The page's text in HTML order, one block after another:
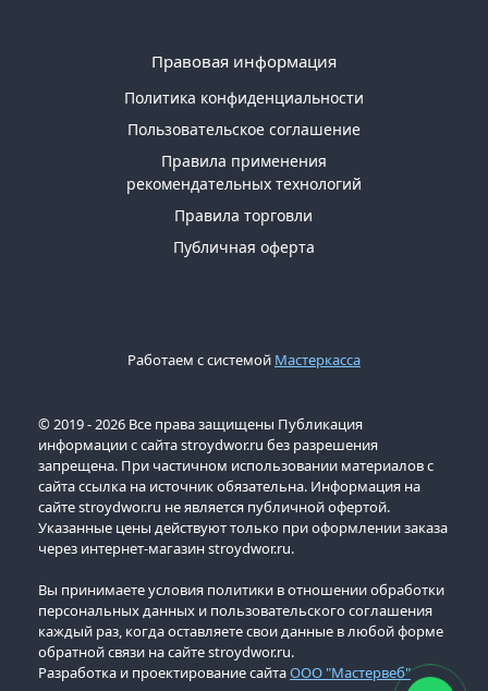
Правовая информация
Политика конфиденциальности
Пользовательское соглашение
Правила применения
рекомендательных технологий
Правила торговли
Публичная оферта
Работаем с системой Мастеркасса
© 2019 - 2026 Все права защищены Публикация
информации с сайта stroydwor.ru без разрешения
запрещена. При частичном использовании материалов с
сайта ссылка на источник обязательна. Информация на
сайте stroydwor.ru не является публичной офертой.
Указанные цены действуют только при оформлении заказа
через интернет-магазин stroydwor.ru.
Вы принимаете условия политики в отношении обработки
персональных данных и пользовательского соглашения
каждый раз, когда оставляете свои данные в любой форме
обратной связи на сайте stroydwor.ru.
Разработка и проектирование сайтаООО "Мастервеб"